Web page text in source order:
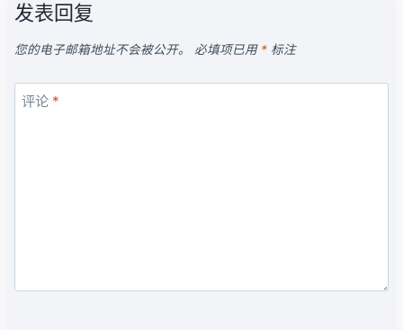
发表回复
您的电子邮箱地址不会被公开。 必填项已用 * 标注
评论 *